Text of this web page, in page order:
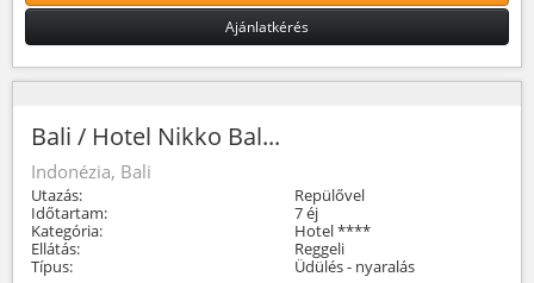
Ajánlatkérés
Bali / Hotel Nikko Bal...
Indonézia, Bali
Utazás:
Repülővel
Időtartam:
7 éj
Kategória:
Hotel ****
Ellátás:
Reggeli
Típus:
Üdülés - nyaralás